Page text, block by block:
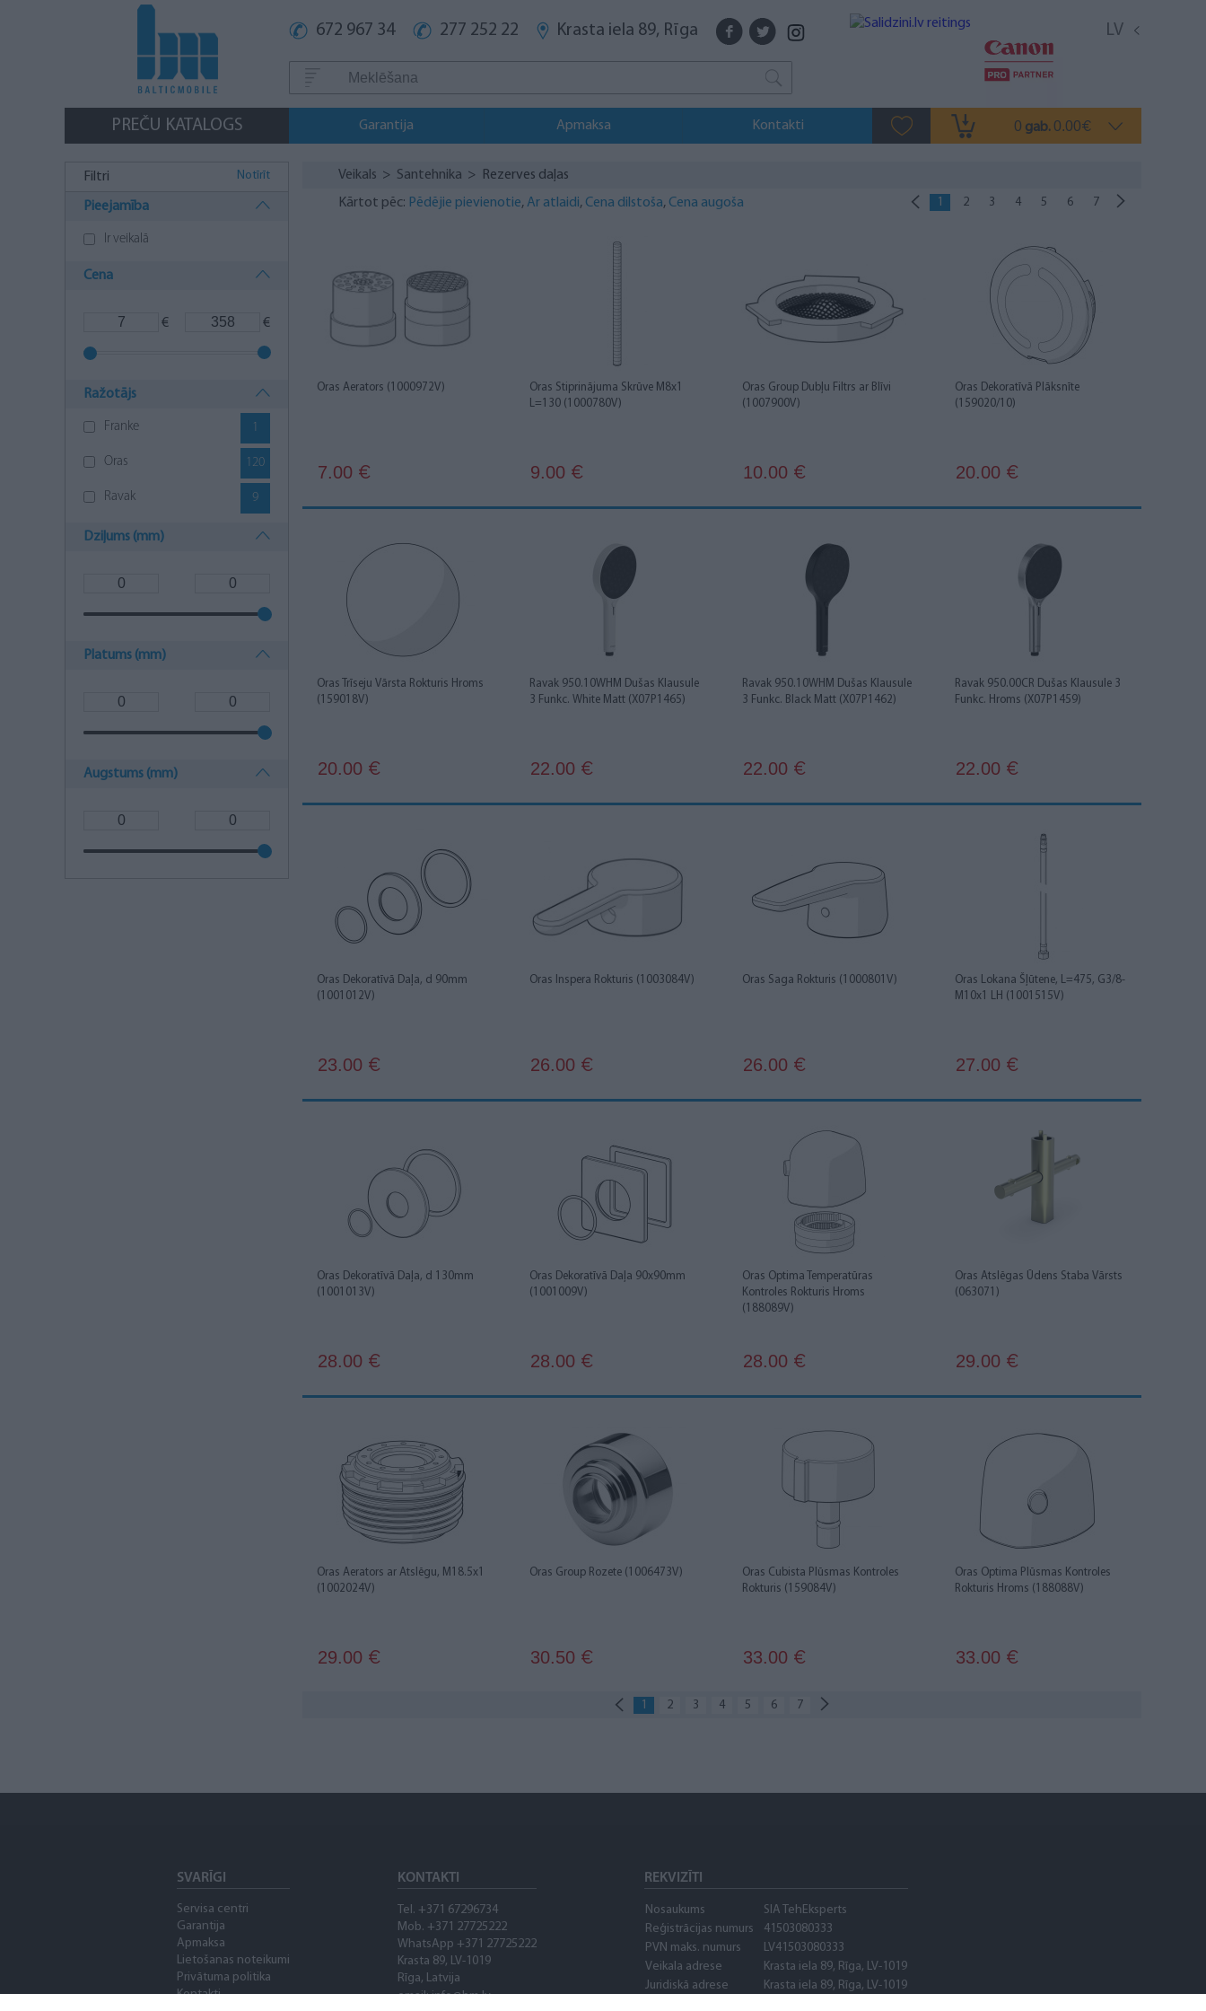
672 967 34 277 252 22 Krasta iela 89, Rīga LV
PREČU KATALOGS Garantija Apmaksa Kontakti 0 gab. 0.00€
Filtri Notīrīt
Pieejamība
Ir veikalā
Cena
€ €
Ražotājs
Franke 1
Oras 120
Ravak 9
Dziļums (mm)
Platums (mm)
Augstums (mm)
Veikals > Santehnika > Rezerves daļas
1 2 3 4 5 6 7
Kārtot pēc: Pēdējie pievienotie,Ar atlaidi, Cena dilstoša, Cena augoša
Oras Aerators (1000972V)
7.00 €
Oras Stiprinājuma Skrūve M8x1
L=130 (1000780V)
9.00 €
Oras Group Dubļu Filtrs ar Blīvi
(1007900V)
10.00 €
Oras Dekoratīvā Plāksnīte
(159020/10)
20.00 €
Oras Trīseju Vārsta Rokturis Hroms
(159018V)
20.00 €
Ravak 950.10WHM Dušas Klausule
3 Funkc. White Matt (X07P1465)
22.00 €
Ravak 950.10WHM Dušas Klausule
3 Funkc. Black Matt (X07P1462)
22.00 €
Ravak 950.00CR Dušas Klausule 3
Funkc. Hroms (X07P1459)
22.00 €
Oras Dekoratīvā Daļa, d 90mm
(1001012V)
23.00 €
Oras Inspera Rokturis (1003084V)
26.00 €
Oras Saga Rokturis (1000801V)
26.00 €
Oras Lokana Šļūtene, L=475, G3/8-
M10x1 LH (1001515V)
27.00 €
Oras Dekoratīvā Daļa, d 130mm
(1001013V)
28.00 €
Oras Dekoratīvā Daļa 90x90mm
(1001009V)
28.00 €
Oras Optima Temperatūras
Kontroles Rokturis Hroms
(188089V)
28.00 €
Oras Atslēgas Ūdens Staba Vārsts
(063071)
29.00 €
Oras Aerators ar Atslēgu, M18.5x1
(1002024V)
29.00 €
Oras Group Rozete (1006473V)
30.50 €
Oras Cubista Plūsmas Kontroles
Rokturis (159084V)
33.00 €
Oras Optima Plūsmas Kontroles
Rokturis Hroms (188088V)
33.00 €
1 2 3 4 5 6 7
SVARĪGI
Servisa centri
Garantija
Apmaksa
Lietošanas noteikumi
Privātuma politika
Kontakti
KONTAKTI
Tel. +371 67296734
Mob. +371 27725222
WhatsApp +371 27725222
Krasta 89, LV-1019
Rīga, Latvija
email: info@bm.lv
REKVIZĪTI
Nosaukums
SIA TehEksperts
Reģistrācijas numurs
41503080333
PVN maks. numurs
LV41503080333
Veikala adrese
Krasta iela 89, Rīga, LV-1019
Juridiskā adrese
Krasta iela 89, Rīga, LV-1019